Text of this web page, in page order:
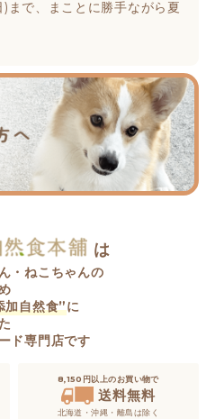
で、まことに勝手ながら夏
は
・ねこちゃんの
加自然食”に
ド専門店です
8,150円以上のお買い物で
送料無料
北海道・沖縄・離島は除く